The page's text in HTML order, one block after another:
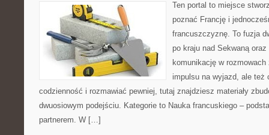
Ten portal to miejsce
poznać Francję i
francuszczyznę. To fuzja
po kraju nad Sekwaną
komunikację w
impulsu na wyjazd, ale
codzienność i rozmawiać pewniej, tutaj znajdziesz materiały
dwuosiowym podejściu. Kategorie to Nauka francuskiego –
partnerem. W […]